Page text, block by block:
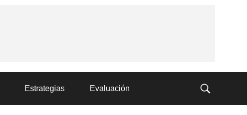
Estrategias Evaluación